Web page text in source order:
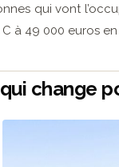
qui vont
à 49 000 euros
change